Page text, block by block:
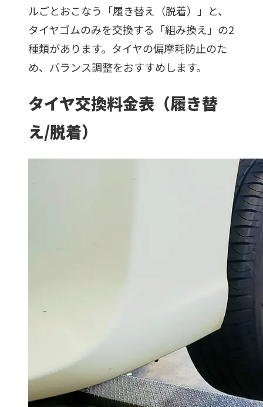
ルごとおこなう「履き替え（脱着）」と、
タイヤゴムのみを交換する「組み換え」の2
種類があります。タイヤの偏摩耗防止のた
め、バランス調整をおすすめします。
タイヤ交換料金表（履き替
え/脱着）